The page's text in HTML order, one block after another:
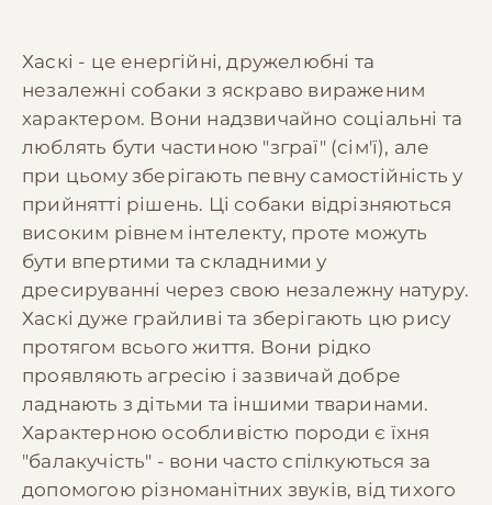
Хаскі - це енергійні, дружелюбні та
незалежні собаки з яскраво вираженим
характером. Вони надзвичайно соціальні та
люблять бути частиною "зграї" (сім'ї), але
при цьому зберігають певну самостійність у
прийнятті рішень. Ці собаки відрізняються
високим рівнем інтелекту, проте можуть
бути впертими та складними у
дресируванні через свою незалежну натуру.
Хаскі дуже грайливі та зберігають цю рису
протягом всього життя. Вони рідко
проявляють агресію і зазвичай добре
ладнають з дітьми та іншими тваринами.
Характерною особливістю породи є їхня
"балакучість" - вони часто спілкуються за
допомогою різноманітних звуків, від тихого